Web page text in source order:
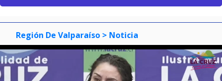
Región De Valparaíso > Noticia